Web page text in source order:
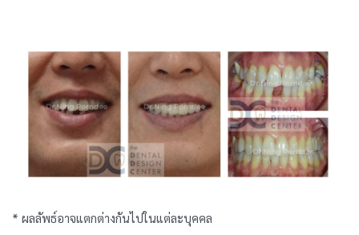
* ผลลัพธ์อาจแตกต่างกันไปในแต่ละบุคคล